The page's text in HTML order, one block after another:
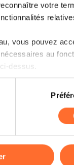
votre
vous pouvez
au
dessus.
sur le site et
ou des
son